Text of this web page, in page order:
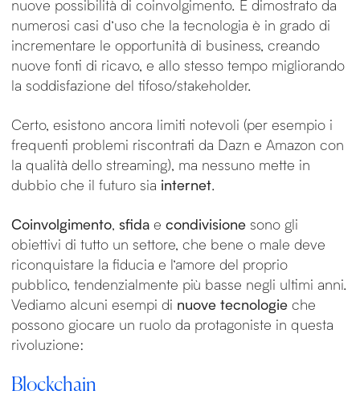
nuove possibilità di coinvolgimento. È dimostrato da
numerosi casi d’uso che la tecnologia è in grado di
incrementare le opportunità di business, creando
nuove fonti di ricavo, e allo stesso tempo migliorando
la soddisfazione del tifoso/stakeholder.
Certo, esistono ancora limiti notevoli (per esempio i
frequenti problemi riscontrati da Dazn e Amazon con
la qualità dello streaming), ma nessuno mette in
dubbio che il futuro sia internet.
Coinvolgimento, sfidae condivisionesono gli
obiettivi di tutto un settore, che bene o male deve
riconquistare la fiducia e l’amore del proprio
pubblico, tendenzialmente più basse negli ultimi anni.
Vediamo alcuni esempi di nuove tecnologieche
possono giocare un ruolo da protagoniste in questa
rivoluzione:
Blockchain